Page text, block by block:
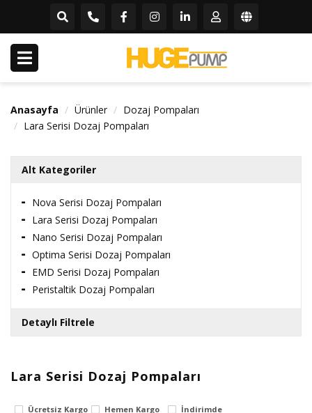
Anasayfa Ürünler
Dozaj Pompaları
Lara Serisi Dozaj Pompaları
Alt Kategoriler
Nova Serisi Dozaj Pompaları
Lara Serisi Dozaj Pompaları
Nano Serisi Dozaj Pompaları
Optima Serisi Dozaj Pompaları
EMD Serisi Dozaj Pompaları
Peristaltik Dozaj Pompaları
Detaylı Filtrele
Lara Serisi Dozaj Pompaları
Ücretsiz Kargo Hemen Kargo İndirimde